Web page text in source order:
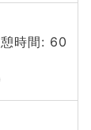
時間: 60